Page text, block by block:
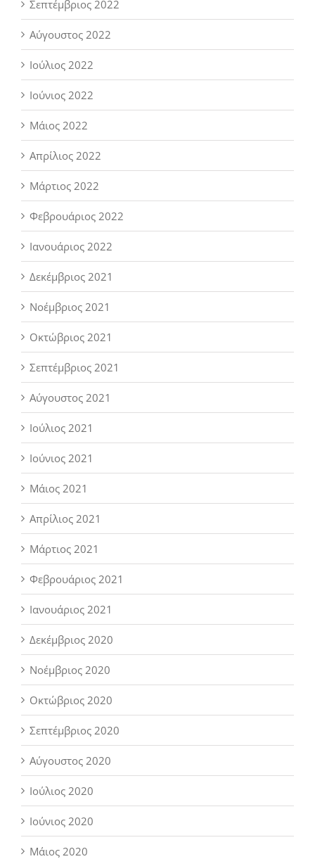
Σεπτέμβριος 2022
Αύγουστος 2022
Ιούλιος 2022
Ιούνιος 2022
Μάιος 2022
Απρίλιος 2022
Μάρτιος 2022
Φεβρουάριος 2022
Ιανουάριος 2022
Δεκέμβριος 2021
Νοέμβριος 2021
Οκτώβριος 2021
Σεπτέμβριος 2021
Αύγουστος 2021
Ιούλιος 2021
Ιούνιος 2021
Μάιος 2021
Απρίλιος 2021
Μάρτιος 2021
Φεβρουάριος 2021
Ιανουάριος 2021
Δεκέμβριος 2020
Νοέμβριος 2020
Οκτώβριος 2020
Σεπτέμβριος 2020
Αύγουστος 2020
Ιούλιος 2020
Ιούνιος 2020
Μάιος 2020